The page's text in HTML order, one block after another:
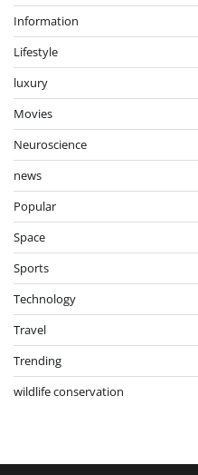
Information
Lifestyle
luxury
Movies
Neuroscience
news
Popular
Space
Sports
Technology
Travel
Trending
wildlife conservation